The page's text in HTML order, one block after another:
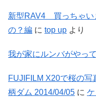
新型RAV4 買っちゃい
の？編 に top up より
我が家にルンバがやっ
FUJIFILM X20で桜の
柄ダム 2014/04/05 に